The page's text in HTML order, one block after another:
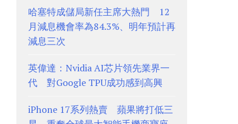
哈塞特成儲局新任主席大熱門 12
月減息機會率為84.3%、明年預計再
減息三次
英偉達：Nvidia AI芯片領先業界一
代 對Google TPU成功感到高興
iPhone 17系列熱賣 蘋果將打低三